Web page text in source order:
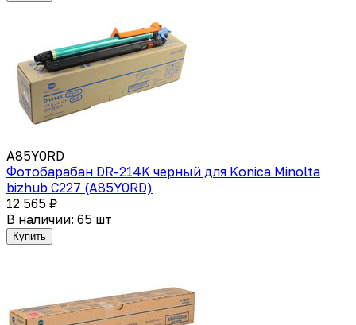
A85Y0RD
Фотобарабан DR-214K черный для Konica Minolta
bizhub C227 (A85Y0RD)
12 565 ₽
В наличии: 65 шт
Купить